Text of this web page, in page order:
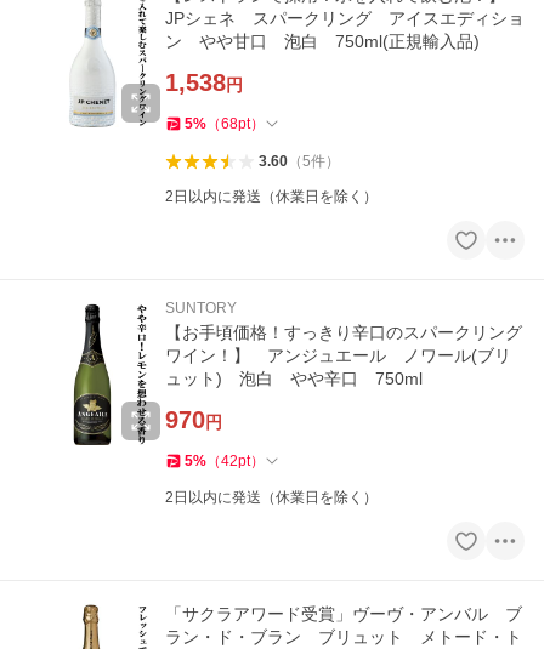
JPシェネ スパークリング アイスエディショ
ン やや甘口 泡白 750ml(正規輸入品)
1,538円
5% （68pt）
3.60（5件）
2日以内に発送（休業日を除く）
SUNTORY
【お手頃価格！すっきり辛口のスパークリング
ワイン！】 アンジュエール ノワール(ブリ
ュット) 泡白 やや辛口 750ml
970円
5% （42pt）
2日以内に発送（休業日を除く）
「サクラアワード受賞」ヴーヴ・アンバル ブ
ラン・ド・ブラン ブリュット メトード・ト